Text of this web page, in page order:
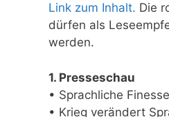
Link zum Inhalt. Die
dürfen als
werden.
1. Presseschau
• Sprachliche
• Krieg verändert